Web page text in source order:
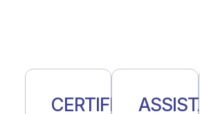
CERTIFICAT